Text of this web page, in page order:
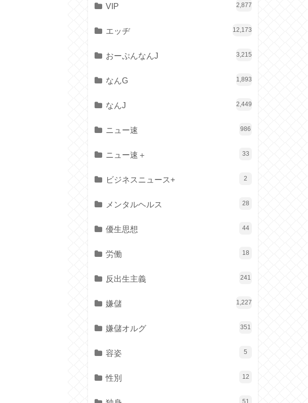
VIP 2,877
エッヂ 12,173
おーぷんなんJ 3,215
なんG 1,893
なんJ 2,449
ニュー速 986
ニュー速＋ 33
ビジネスニュース+ 2
メンタルヘルス 28
優生思想 44
労働 18
反出生主義 241
嫌儲 1,227
嫌儲オルグ 351
容姿 5
性別 12
51